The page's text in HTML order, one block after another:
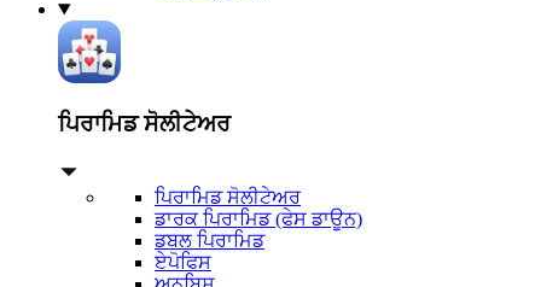
ਪਿਰਾਮਿਡ ਸੋਲੀਟੇਅਰ
ਪਿਰਾਮਿਡ ਸੋਲੀਟੇਅਰ
ਡਾਰਕ ਪਿਰਾਮਿਡ (ਫੇਸ ਡਾਊਨ)
ਡਬਲ ਪਿਰਾਮਿਡ
ਏਪੋਫਿਸ